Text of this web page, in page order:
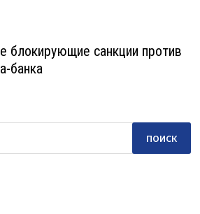
блокирующие санкции против
банка